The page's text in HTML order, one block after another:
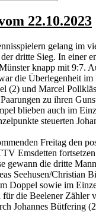
22.10.2023
gelang im
dritte Sieg. In einer
knapp mit 9:7.
die Überlegenheit im
(2) und Marcel
zu ihren
blieben auch im
steuerten
Freitag den
Emsdetten
gewann die dritte
Seehusen/Christian
Doppel sowie im
die Beelener Zähler
Johannes Bütfering